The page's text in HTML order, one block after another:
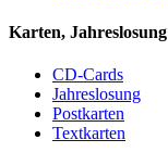
Karten, Jahreslosung
CD-Cards
Jahreslosung
Postkarten
Textkarten